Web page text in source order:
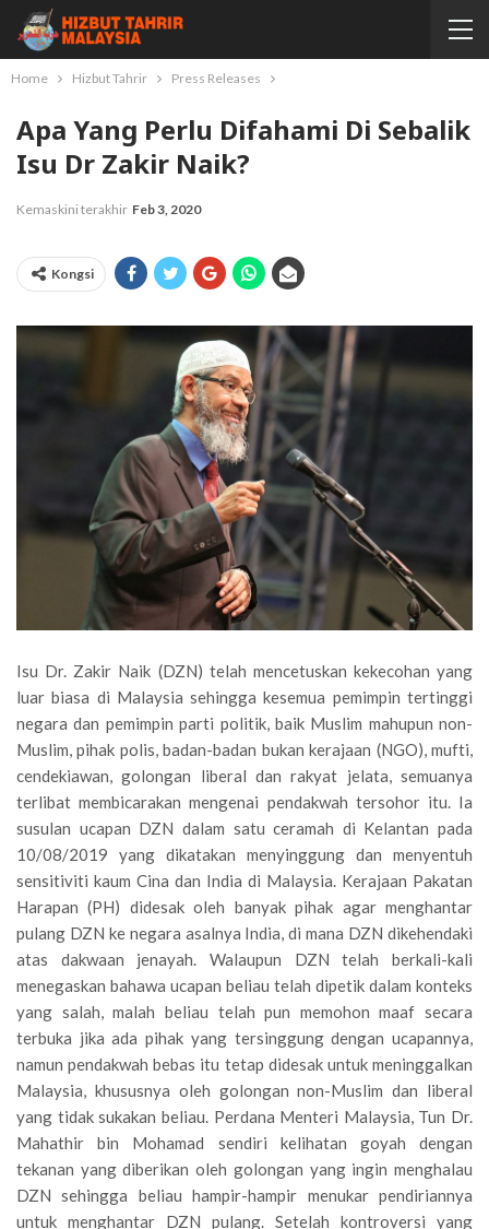
Home Hizbut Tahrir Press Releases
Apa Yang Perlu Difahami Di Sebalik
Isu Dr Zakir Naik?
Kemaskini terakhir Feb 3, 2020
Kongsi
Isu Dr. Zakir Naik (DZN) telah mencetuskan kekecohan yang
luar biasa di Malaysia sehingga kesemua pemimpin tertinggi
negara dan pemimpin parti politik, baik Muslim mahupun non-
Muslim, pihak polis, badan-badan bukan kerajaan (NGO), mufti,
cendekiawan, golongan liberal dan rakyat jelata, semuanya
terlibat membicarakan mengenai pendakwah tersohor itu. Ia
susulan ucapan DZN dalam satu ceramah di Kelantan pada
10/08/2019 yang dikatakan menyinggung dan menyentuh
sensitiviti kaum Cina dan India di Malaysia. Kerajaan Pakatan
Harapan (PH) didesak oleh banyak pihak agar menghantar
pulang DZN ke negara asalnya India, di mana DZN dikehendaki
atas dakwaan jenayah. Walaupun DZN telah berkali-kali
menegaskan bahawa ucapan beliau telah dipetik dalam konteks
yang salah, malah beliau telah pun memohon maaf secara
terbuka jika ada pihak yang tersinggung dengan ucapannya,
namun pendakwah bebas itu tetap didesak untuk meninggalkan
Malaysia, khususnya oleh golongan non-Muslim dan liberal
yang tidak sukakan beliau. Perdana Menteri Malaysia, Tun Dr.
Mahathir bin Mohamad sendiri kelihatan goyah dengan
tekanan yang diberikan oleh golongan yang ingin menghalau
DZN sehingga beliau hampir-hampir menukar pendiriannya
untuk menghantar DZN pulang. Setelah kontroversi yang